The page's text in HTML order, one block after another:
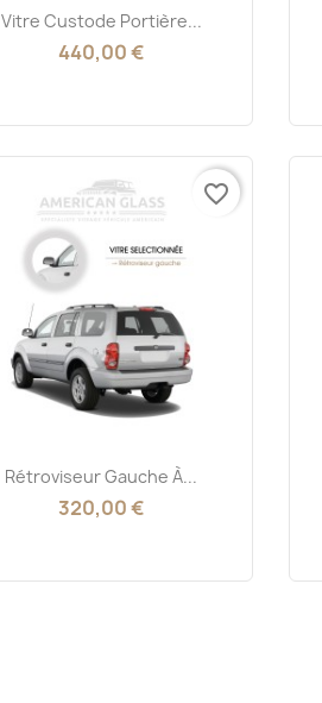
Aperçu rapide
Vitre Custode Portière...
440,00 €
Aperçu rapide
Rétroviseur Gauche À...
320,00 €
favorite_border